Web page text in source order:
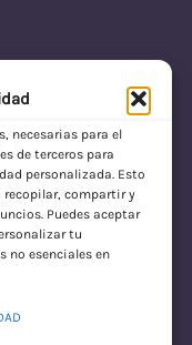
necesarias para el
de terceros para
personalizada. Esto
recopilar, compartir y
Puedes aceptar
tu
no esenciales en
con Envío